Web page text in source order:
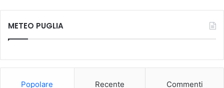
c
u
METEO PUGLIA
Popolare Recente Commenti